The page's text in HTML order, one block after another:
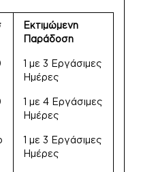
Εκτιμώμενη
Παράδοση
1 με 3 Εργάσιμες
Ημέρες
1 με 4 Εργάσιμες
Ημέρες
1 με 3 Εργάσιμες
Ημέρες